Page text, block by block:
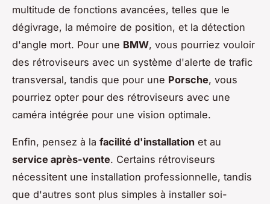
multitude de fonctions avancées, telles que le
dégivrage, la mémoire de position, et la détection
d'angle mort. Pour une BMW, vous pourriez vouloir
des rétroviseurs avec un système d'alerte de trafic
transversal, tandis que pour une Porsche, vous
pourriez opter pour des rétroviseurs avec une
caméra intégrée pour une vision optimale.
Enfin, pensez à la facilité d'installation et au
service après-vente. Certains rétroviseurs
nécessitent une installation professionnelle, tandis
que d'autres sont plus simples à installer soi-